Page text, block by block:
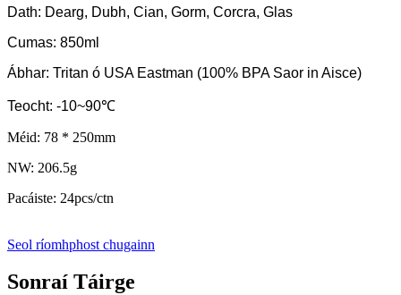
Dath: Dearg, Dubh, Cian, Gorm, Corcra, Glas
Cumas: 850ml
Ábhar: Tritan ó USA Eastman (100% BPA Saor in Aisce)
Teocht: -10~90℃
Méid: 78 * 250mm
NW: 206.5g
Pacáiste: 24pcs/ctn
Seol ríomhphost chugainn
Sonraí Táirge